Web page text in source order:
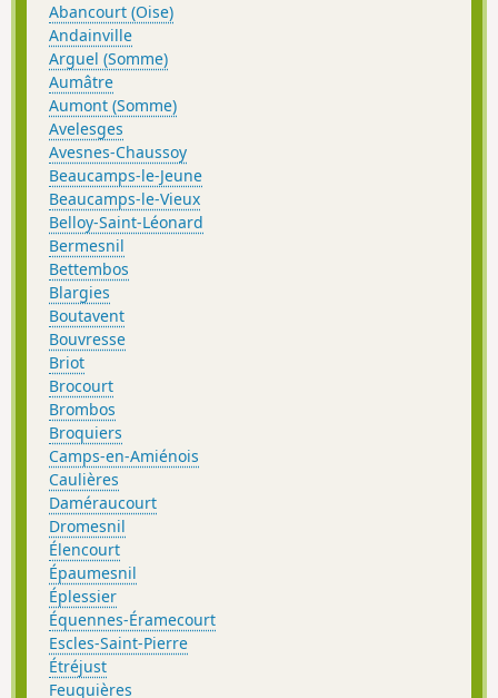
Abancourt (Oise)
Andainville
Arguel (Somme)
Aumâtre
Aumont (Somme)
Avelesges
Avesnes-Chaussoy
Beaucamps-le-Jeune
Beaucamps-le-Vieux
Belloy-Saint-Léonard
Bermesnil
Bettembos
Blargies
Boutavent
Bouvresse
Briot
Brocourt
Brombos
Broquiers
Camps-en-Amiénois
Caulières
Daméraucourt
Dromesnil
Élencourt
Épaumesnil
Éplessier
Équennes-Éramecourt
Escles-Saint-Pierre
Étréjust
Feuquières